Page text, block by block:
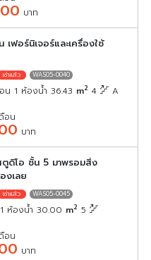
บาท
ฟอร์นิเจอร์และเครื่องใช้
WAS05-0040
น 1 ห้องน้ำ 36.43 m2 4 A
อน
บาท
ตูดิโอ ชั้น 5 มาพรอมสิ่ง
งเลย
WAS05-0045
ห้องน้ำ 30.00 m2 5
อน
บาท